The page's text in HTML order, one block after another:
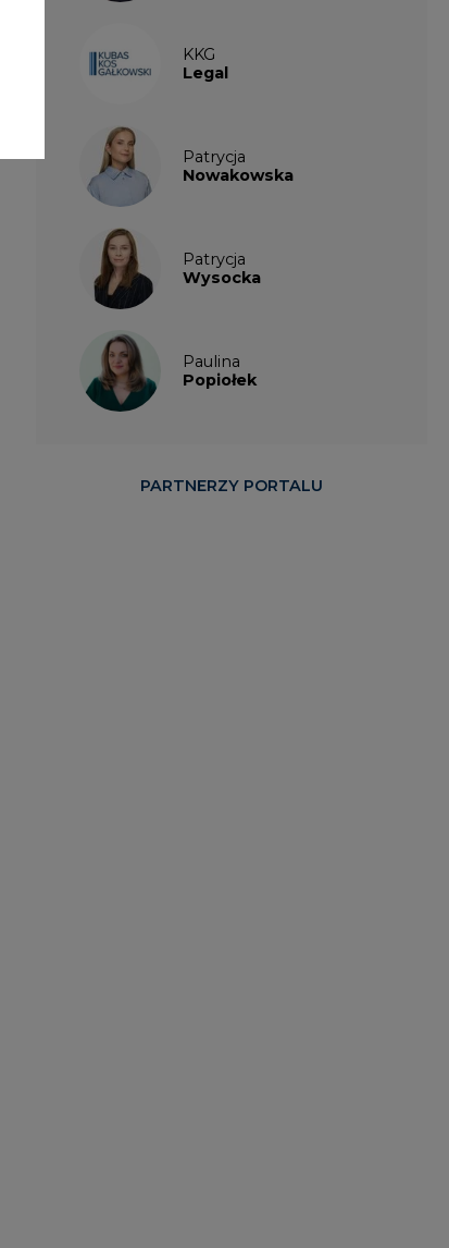
KKG
Legal
Patrycja
Nowakowska
Patrycja
Wysocka
Paulina
Popiołek
PARTNERZY PORTALU